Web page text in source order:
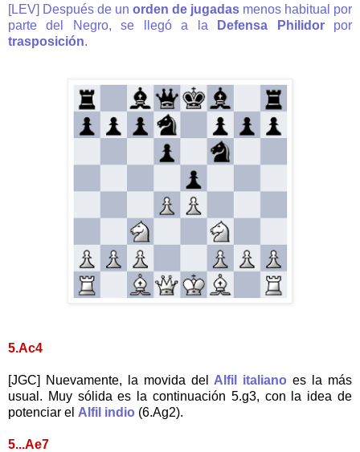
[LEV] Después de un orden de jugadas menos habitual por
parte del Negro, se llegó a la
Defensa Philidorpor
trasposición.
5.Ac4
[JGC] Nuevamente, la movida del Alfil italiano es la más
usual. Muy sólida es la continuación 5.g3, con la idea de
potenciar el Alfil indio (6.Ag2).
5...Ae7